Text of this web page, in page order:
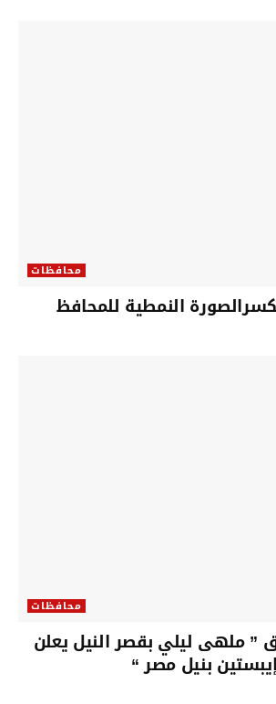
محافظات
النمطية للمحافظ
محافظات
” ملهى ليلي بقصر النيل يعلن
بنيل مصر “